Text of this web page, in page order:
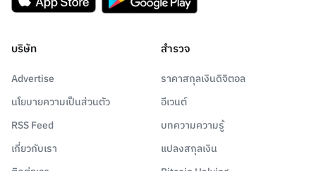
บริษัท
Advertise
นโยบายความเป็นส่วนตัว
RSS Feed
เกี่ยวกับเรา
สำรวจ
ราคาสกุลเงินดิจิตอล
อีเวนต์
บทความความรู้
แปลงสกุลเงิน